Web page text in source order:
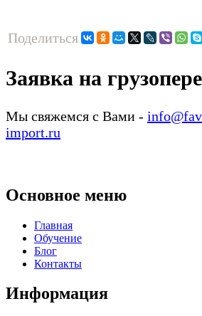
Поделиться
Заявка на
Мы свяжемся с Вами -
import.ru
Основное меню
Главная
Обучение
Блог
Контакты
Информация